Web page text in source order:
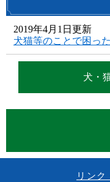
2019年4月1日更新
犬猫等のことで困っ
犬・
リンク